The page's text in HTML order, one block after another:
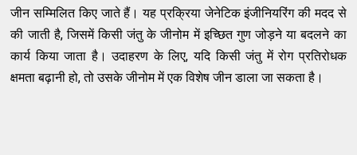
जीन सम्मिलित किए जाते हैं। यह प्रक्रिया जेनेटिक इंजीनियरिंग की मदद से
की जाती है, जिसमें किसी जंतु के जीनोम में इच्छित गुण जोड़ने या बदलने का
कार्य किया जाता है। उदाहरण के लिए, यदि किसी जंतु में रोग प्रतिरोधक
क्षमता बढ़ानी हो, तो उसके जीनोम में एक विशेष जीन डाला जा सकता है।